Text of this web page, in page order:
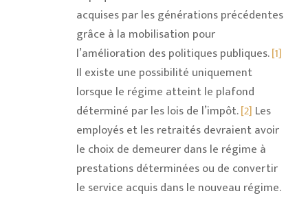
acquises par les générations précédentes
grâce à la mobilisation pour
l’amélioration des politiques publiques.[1]
Il existe une possibilité uniquement
lorsque le régime atteint le plafond
déterminé par les lois de l’impôt.[2] Les
employés et les retraités devraient avoir
le choix de demeurer dans le régime à
prestations déterminées ou de convertir
le service acquis dans le nouveau régime.